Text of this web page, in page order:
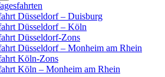
Düsseldorf – Duisburg
Düsseldorf – Köln
Düsseldorf-Zons
Düsseldorf – Monheim am Rhein
Köln-Zons
Köln – Monheim am Rhein